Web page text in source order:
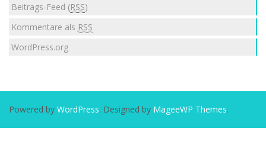
Beitrags-Feed (RSS)
Kommentare als RSS
WordPress.org
Powered by WordPress. Designed by MageeWP Themes.